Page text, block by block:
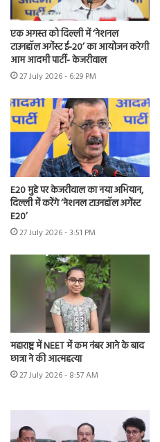
एक अगस्त को दिल्ली में ‘नेशनल
टाउनहॉल अगेंस्ट ई-20’ का आयोजन करेगी
आम आदमी पार्टी- केजरीवाल
27 July 2026 - 6:29 PM
E20 मुद्दे पर केजरीवाल का नया अभियान,
दिल्ली में करेंगे ‘नेशनल टाउनहॉल अगेंस्ट
E20’
27 July 2026 - 3:51 PM
महाराष्ट्र में NEET में कम नंबर आने के बाद
छात्रा ने की आत्महत्या
27 July 2026 - 8:57 AM